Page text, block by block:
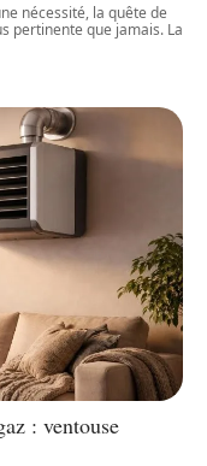
nécessité, la quête de
pertinente que jamais. La
: ventouse